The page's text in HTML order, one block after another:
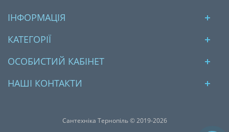
ІНФОРМАЦІЯ
КАТЕГОРІЇ
ОСОБИСТИЙ КАБІНЕТ
НАШІ КОНТАКТИ
Сантехніка Тернопіль © 2019-2026